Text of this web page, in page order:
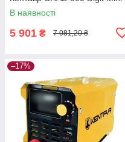
В наявності
5 901 ₴ 7 081,20 ₴
–17%